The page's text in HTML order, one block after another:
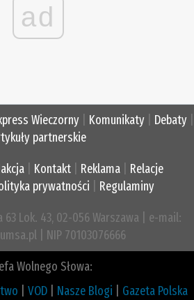
ad
Wieczorny Komunikaty Debaty
partnerskie
Kontakt Reklama
Relacje
prywatności Regulaminy
63 Lok. 43, 02-056 Warszawa | e-mail:
| NIP 70103076666
Wolnego Słowa:
VOD Nasze Blogi Gazeta Polska